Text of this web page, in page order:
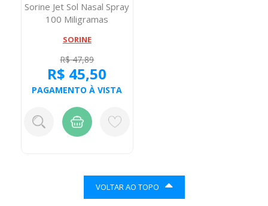
Sorine Jet Sol Nasal Spray
100 Miligramas
SORINE
R$ 47,89
R$ 45,50
PAGAMENTO À VISTA
VOLTAR AO TOPO